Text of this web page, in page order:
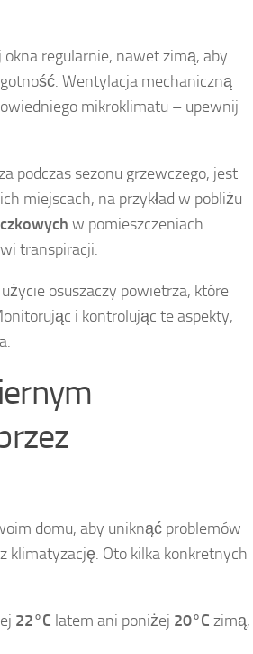
regularnie, nawet zimą, aby
Wentylacja mechaniczną
mikroklimatu – upewnij
podczas sezonu grzewczego, jest
miejscach, na przykład w pobliżu
w pomieszczeniach
transpiracji.
osuszaczy powietrza, które
i kontrolując te aspekty,
domu, aby uniknąć problemów
klimatyzację. Oto kilka konkretnych
22°C latem ani poniżej 20°C zimą,